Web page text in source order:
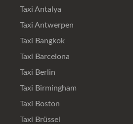
Taxi Antalya
Taxi Antwerpen
Taxi Bangkok
Taxi Barcelona
Taxi Berlin
Taxi Birmingham
Taxi Boston
Taxi Brüssel